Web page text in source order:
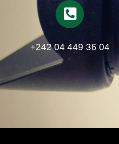
+242 04 449 36 04